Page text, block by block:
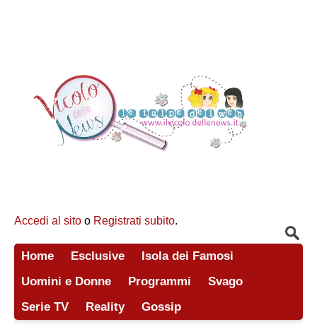
Accedi al sito o Registrati subito.
Home Esclusive
Isola dei Famosi
Uomini e Donne
Programmi
Svago
Serie TV
Reality Gossip